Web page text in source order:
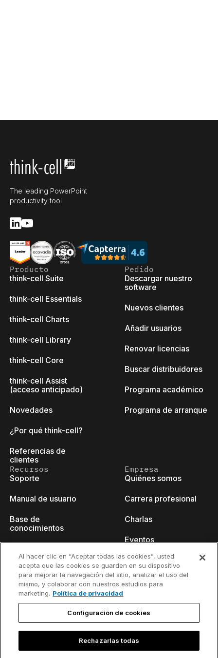
The leading PowerPoint
productivity tool
Producto
think-cell Suite
think-cell Essentials
think-cell Charts
think-cell Library
think-cell Core
think-cell Assist
(acceso anticipado)
Novedades
¿Por qué think-cell?
Referencias de
clientes
Pedido
Descargar nuestro
software
Nuevos clientes
Añadir usuarios
Renovar licencias
Buscar distribuidores
Programa académico
Programa de arranque
Recursos
Soporte
Manual de usuario
Base de
conocimientos
Tutoriales en vídeo
Centro de contenido
Seminarios web
Empresa
Quiénes somos
Carrera profesional
Charlas
Eventos
Blog para
desarrolladores
Contacto
Al hacer clic en “Aceptar todas las cookies”, usted
acepta que las cookies se guarden en su dispositivo
para mejorar la navegación del sitio, analizar el uso del
mismo, y colaborar con nuestros estudios para
marketing. Política de privacidad
Configuración de cookies
Rechazarlas todas